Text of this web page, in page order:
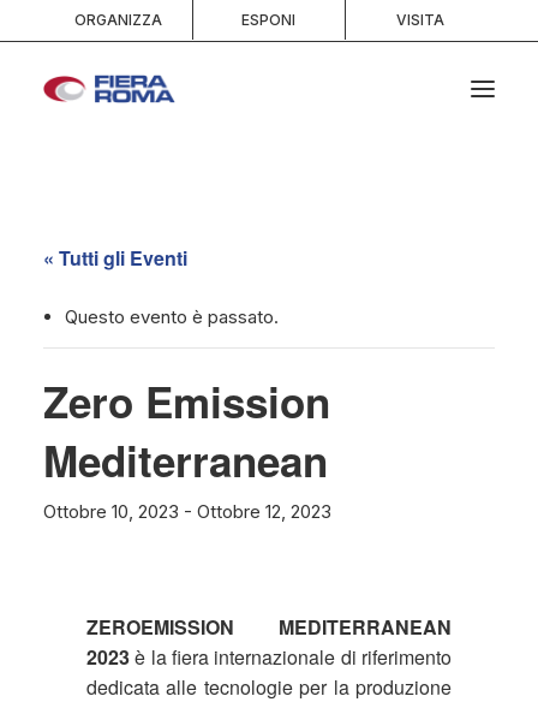
ORGANIZZA ESPONI VISITA
SPAZI
SERVIZI
EVENTI E PORTFOLIO
MEDIA
« Tutti gli Eventi
Questo evento è passato.
Zero Emission
Mediterranean
Ottobre 10, 2023 - Ottobre 12, 2023
ZEROEMISSION MEDITERRANEAN
2023è la fiera internazionale di riferimento
dedicata alle tecnologie per la produzione